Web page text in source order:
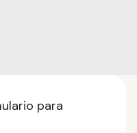
para